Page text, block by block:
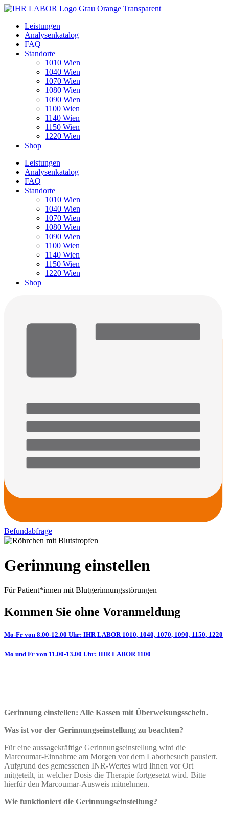
Leistungen
Analysenkatalog
FAQ
Standorte
1010 Wien
1040 Wien
1070 Wien
1080 Wien
1090 Wien
1100 Wien
1140 Wien
1150 Wien
1220 Wien
Shop
Leistungen
Analysenkatalog
FAQ
Standorte
1010 Wien
1040 Wien
1070 Wien
1080 Wien
1090 Wien
1100 Wien
1140 Wien
1150 Wien
1220 Wien
Shop
Befundabfrage
Gerinnung einstellen
Für Patient*innen mit Blutgerinnungsstörungen
Kommen Sie ohne Voranmeldung
Mo-Fr von 8.00-12.00 Uhr: IHR LABOR 1010, 1040, 1070, 1090, 1150, 1220
Mo und Fr von 11.00-13.00 Uhr: IHR LABOR 1100
Gerinnung einstellen: Alle Kassen mit Überweisungsschein.
Was ist vor der Gerinnungseinstellung zu beachten?
Für eine aussagekräftige Gerinnungseinstellung wird die
Marcoumar-Einnahme am Morgen vor dem Laborbesuch pausiert.
Aufgrund des gemessenen INR-Wertes wird Ihnen vor Ort
mitgeteilt, in welcher Dosis die Therapie fortgesetzt wird. Bitte
hierfür den Marcoumar-Ausweis mitnehmen.
Wie funktioniert die Gerinnungseinstellung?